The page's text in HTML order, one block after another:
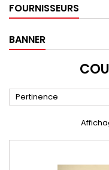
FOURNISSEURS
BANNER
Pertinence